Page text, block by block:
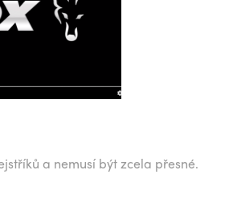
a nemusí být zcela přesné.